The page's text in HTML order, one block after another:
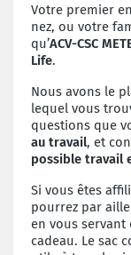
Votre premier
nez, ou votre
qu’ACV-CSC
Life.
Nous avons le
lequel vous
questions que
au travail, et
possible travail
Si vous êtes
pourrez par
en vous
cadeau. Le sac